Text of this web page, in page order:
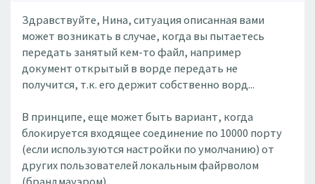
Здравствуйте, Нина, ситуация описанная вами
может возникать в случае, когда вы пытаетесь
передать занятый кем-то файл, например
документ открытый в ворде передать не
получится, т.к. его держит собственно ворд...
В принципе, еще может быть вариант, когда
блокируется входящее соединение по 10000 порту
(если используются настройки по умолчанию) от
других пользователей локальным файрволом